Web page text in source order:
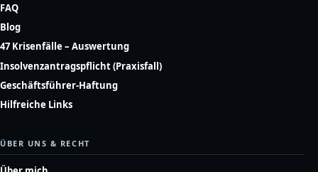
FAQ
Blog
47 Krisenfälle – Auswertung
Insolvenzantragspflicht (Praxisfall)
Geschäftsführer-Haftung
Hilfreiche Links
ÜBER UNS & RECHT